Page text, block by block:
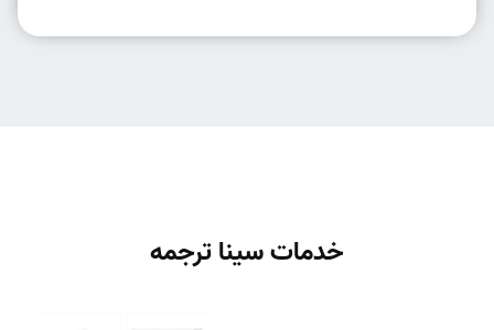
خدمات سینا ترجمه